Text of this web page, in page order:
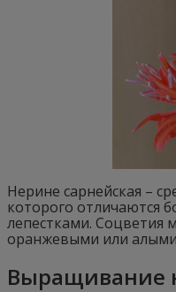
Нерине сарнейская –
которого отличаются
лепестками. Соцветия
оранжевыми или
Выращивание